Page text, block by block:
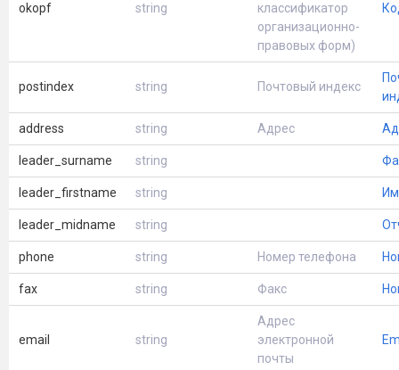
okopf string
классификатор
организационно-
правовых форм)
postindex string Почтовый индекс
address string Адрес
leader_surname string
leader_firstname string
leader_midname string
phone string Номер телефона
fax string Факс
email string
Адрес
электронной
почты